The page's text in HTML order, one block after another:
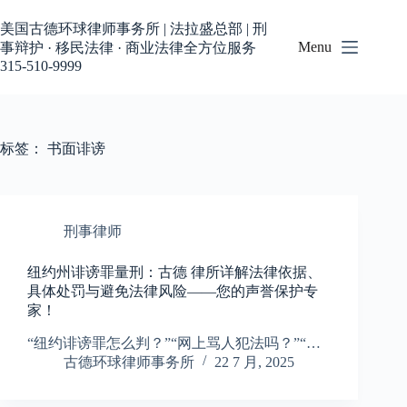
过
内
容
美国古德环球律师事务所 | 法拉盛总部 | 刑
事辩护 · 移民法律 · 商业法律全方位服务
315-510-9999
Menu
标签： 书面诽谤
刑事律师
纽约州诽谤罪量刑：古德 律所详解法律依据、
具体处罚与避免法律风险——您的声誉保护专
家！
“纽约诽谤罪怎么判？”“网上骂人犯法吗？”“…
古德环球律师事务所
22 7 月, 2025